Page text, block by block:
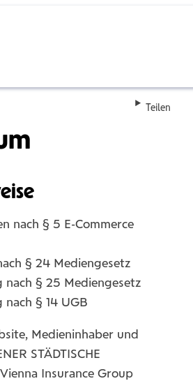
Teilen
nach § 5 E-Commerce
§ 24 Mediengesetz
§ 25 Mediengesetz
§ 14 UGB
Medieninhaber und
STÄDTISCHE
Insurance Group